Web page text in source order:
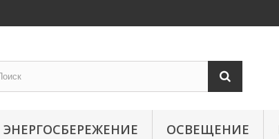
ЭНЕРГОСБЕРЕЖЕНИЕ ОСВЕЩЕНИЕ